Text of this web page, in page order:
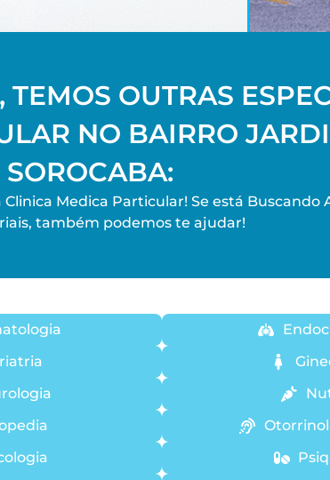
OUTRAS
NO BAIRRO
Medica Particular! Se está Buscando
também podemos te ajudar!